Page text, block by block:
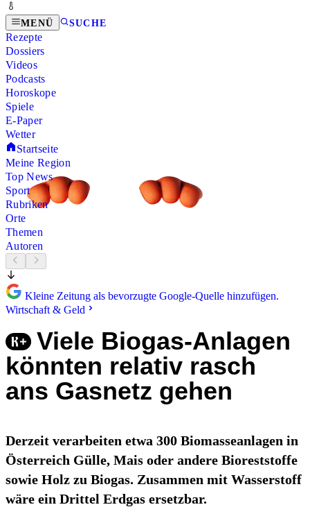
MENÜ SUCHE
Rezepte
Dossiers
Videos
Podcasts
Horoskope
Spiele
E-Paper
Wetter
Startseite
Meine Region
Top News
Sport
Rubriken
Orte
Themen
Autoren
Kleine Zeitung als bevorzugte Google-Quelle hinzufügen.
Wirtschaft & Geld
Viele Biogas-Anlagen
könnten relativ rasch
ans Gasnetz gehen
Derzeit verarbeiten etwa 300 Biomasseanlagen in
Österreich Gülle, Mais oder andere Bioreststoffe
sowie Holz zu Biogas. Zusammen mit Wasserstoff
wäre ein Drittel Erdgas ersetzbar.